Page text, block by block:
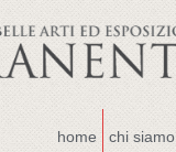
home chi siamo